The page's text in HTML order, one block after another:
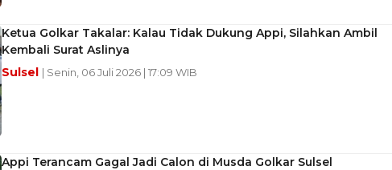
Ketua Golkar Takalar: Kalau Tidak Dukung Appi, Silahkan Ambil
Kembali Surat Aslinya
Sulsel | Senin, 06 Juli 2026 | 17:09 WIB
Appi Terancam Gagal Jadi Calon di Musda Golkar Sulsel